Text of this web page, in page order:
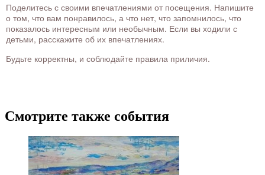
Поделитесь с своими впечатлениями от посещения. Напишите
о том, что вам понравилось, а что нет, что запомнилось, что
показалось интересным или необычным. Если вы ходили с
детьми, расскажите об их впечатлениях.
Будьте корректны, и соблюдайте правила приличия.
Смотрите также события